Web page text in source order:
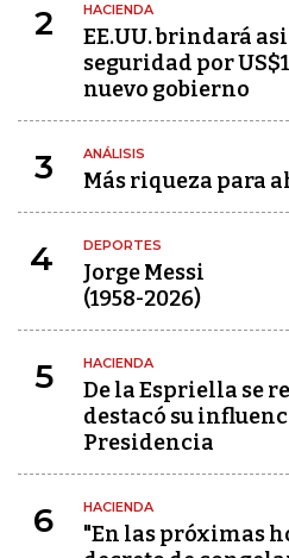
2 HACIENDA
EE.UU. brindará
seguridad por
nuevo gobierno
3 ANÁLISIS
Más riqueza para
4 DEPORTES
Jorge Messi
(1958-2026)
5 HACIENDA
De la Espriella se
destacó su
Presidencia
6 HACIENDA
"En las próximas